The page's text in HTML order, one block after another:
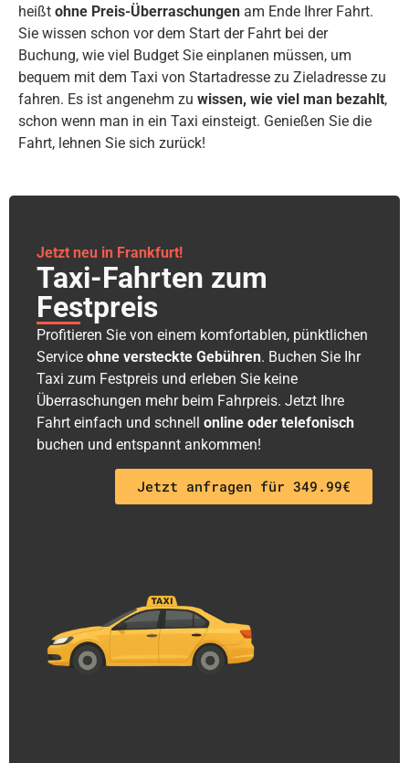
heißt ohne Preis-Überraschungen am Ende Ihrer Fahrt.
Sie wissen schon vor dem Start der Fahrt bei der
Buchung, wie viel Budget Sie einplanen müssen, um
bequem mit dem Taxi von Startadresse zu Zieladresse zu
fahren. Es ist angenehm zu wissen, wie viel man bezahlt,
schon wenn man in ein Taxi einsteigt. Genießen Sie die
Fahrt, lehnen Sie sich zurück!
Jetzt neu in Frankfurt!
Taxi-Fahrten zum
Festpreis
Profitieren Sie von einem komfortablen, pünktlichen
Service ohne versteckte Gebühren. Buchen Sie Ihr
Taxi zum Festpreis und erleben Sie keine
Überraschungen mehr beim Fahrpreis. Jetzt Ihre
Fahrt einfach und schnell online oder telefonisch
buchen und entspannt ankommen!
Jetzt anfragen für 349.99€